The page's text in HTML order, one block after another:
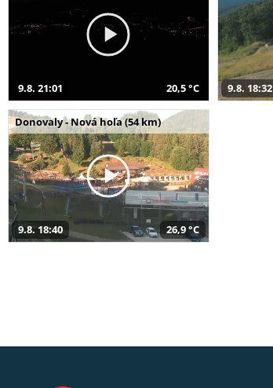
9.8. 21:01 20,5 °C 9.8. 18:32
Donovaly - Nová hoľa (54 km)
9.8. 18:40 26,9 °C